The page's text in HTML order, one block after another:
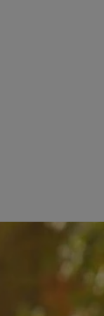
plus
les conversations ?
! Environ 50 %